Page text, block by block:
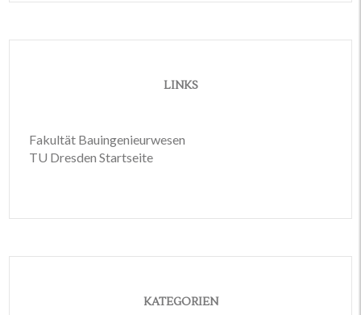
LINKS
Fakultät Bauingenieurwesen
TU Dresden Startseite
KATEGORIEN